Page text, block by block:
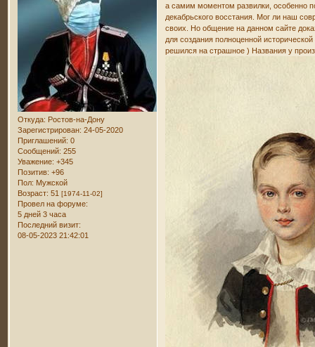
Откуда: Ростов-на-Дону
Зарегистрирован: 24-05-2020
Приглашений: 0
Сообщений: 255
Уважение: +345
Позитив: +96
Пол: Мужской
Возраст: 51[1974-11-02]
Провел на форуме:
5 дней 3 часа
Последний визит:
08-05-2023 21:42:01
а самим моментом развилки, особенно
декабрьского восстания. Мог ли наш
своих. Но общение на данном сайте
для создания полноценной
решился на страшное ) Названия у